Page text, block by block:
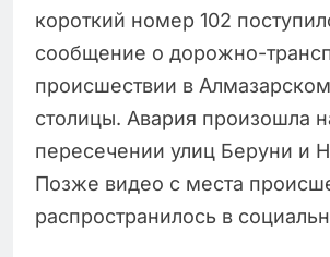
короткий номер 102
сообщение о дорожно-
происшествии в
столицы. Авария произошла
пересечении улиц Беруни и
Позже видео с места
распространилось в